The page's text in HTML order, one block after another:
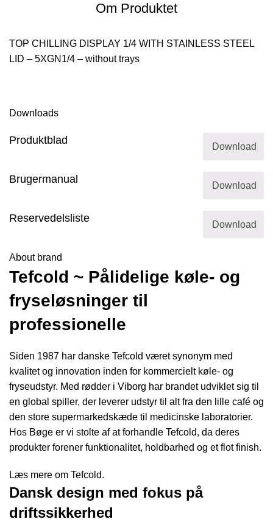
Om Produktet
TOP CHILLING DISPLAY 1/4 WITH STAINLESS STEEL
LID – 5XGN1/4 – without trays
Downloads
Produktblad
Download
Brugermanual
Download
Reservedelsliste
Download
About brand
Tefcold ~ Pålidelige køle- og
fryseløsninger til
professionelle
Siden 1987 har danske Tefcold været synonym med
kvalitet og innovation inden for kommercielt køle- og
fryseudstyr. Med rødder i Viborg har brandet udviklet sig til
en global spiller, der leverer udstyr til alt fra den lille café og
den store supermarkedskæde til medicinske laboratorier.
Hos Bøge er vi stolte af at forhandle Tefcold, da deres
produkter forener funktionalitet, holdbarhed og et flot finish.
Læs mere om Tefcold.
Dansk design med fokus på
driftssikkerhed